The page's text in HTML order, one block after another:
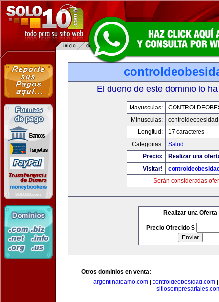
El dueño de este dominio lo
Mayusculas:
Minusculas:
Longitud:
17 caracteres
Categorias:
Salud
Precio:
Realizar una
Visitar!
Serán consideradas
Realizar una Oferta
Precio Ofrecido $
Otros dominios en venta:
argentinateamo.com| controldeobesidad.com|